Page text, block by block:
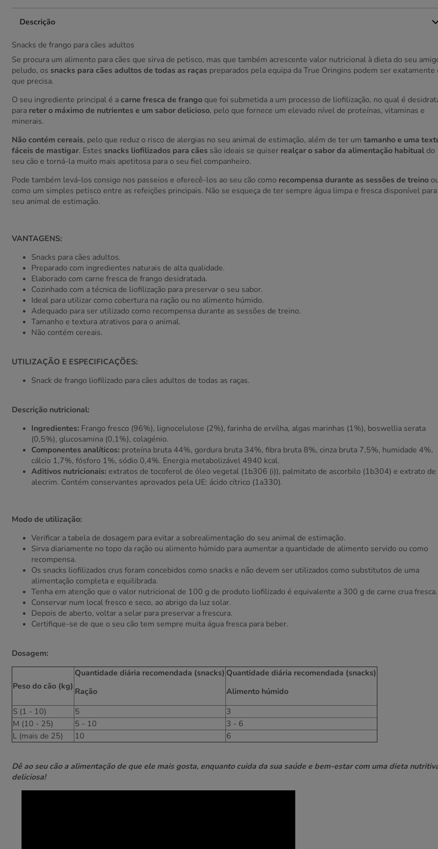
Descrição
Snacks de frango para cães adultos
Se procura um alimento para cães que sirva de petisco, mas que também acrescente valor nutricional à dieta do seu
peludo, os snacks para cães adultos de todas as raças preparados pela equipa da True Oringins podem ser exatamente
que precisa.
O seu ingrediente principal é acarne fresca de frango que foi submetida a um processo de liofilização, no qual é
para reter o máximo de nutrientes e um sabor delicioso, pelo que fornece um elevado nível de proteínas, vitaminas e
minerais.
Não contém cereais, pelo que reduz o risco de alergias no seu animal de estimação, além de ter um tamanho e uma
fáceis de mastigar. Estes snacks liofilizados para cães são ideais se quiser realçar o sabor da alimentação habitual do
seu cão e torná-la muito mais apetitosa para o seu fiel companheiro.
Pode também levá-los consigo nos passeios e oferecê-los ao seu cão como recompensa durante as sessões de treino
como um simples petisco entre as refeições principais. Não se esqueça de ter sempre água limpa e fresca disponível
seu animal de estimação.
VANTAGENS:
Snacks para cães adultos.
Preparado com ingredientes naturais de alta qualidade.
Elaborado com carne fresca de frango desidratada.
Cozinhado com a técnica de liofilização para preservar o seu sabor.
Ideal para utilizar como cobertura na ração ou no alimento húmido.
Adequado para ser utilizado como recompensa durante as sessões de treino.
Tamanho e textura atrativos para o animal.
Não contém cereais.
UTILIZAÇÃO E ESPECIFICAÇÕES:
Snack de frango liofilizado para cães adultos de todas as raças.
Descrição nutricional:
Ingredientes: Frango fresco (96%), lignocelulose (2%), farinha de ervilha, algas marinhas (1%), boswellia serata
(0,5%), glucosamina (0,1%), colagénio.
Componentes analíticos: proteína bruta 44%, gordura bruta 34%, fibra bruta 8%, cinza bruta 7,5%, humidade 4%,
cálcio 1,7%, fósforo 1%, sódio 0,4%. Energia metabolizável 4940 kcal.
Aditivos nutricionais: extratos de tocoferol de óleo vegetal (1b306 (i)), palmitato de ascorbilo (1b304) e extrato de
alecrim. Contém conservantes aprovados pela UE: ácido cítrico (1a330).
Modo de utilização:
Verificar a tabela de dosagem para evitar a sobrealimentação do seu animal de estimação.
Sirva diariamente no topo da ração ou alimento húmido para aumentar a quantidade de alimento servido ou como
recompensa.
Os snacks liofilizados crus foram concebidos como snacks e não devem ser utilizados como substitutos de uma
alimentação completa e equilibrada.
Tenha em atenção que o valor nutricional de 100 g de produto liofilizado é equivalente a 300 g de carne crua fresca.
Conservar num local fresco e seco, ao abrigo da luz solar.
Depois de aberto, voltar a selar para preservar a frescura.
Certifique-se de que o seu cão tem sempre muita água fresca para beber.
Dosagem:
Peso do cão (kg)
Quantidade diária recomendada (snacks)
Ração
Quantidade diária recomendada (snacks)
Alimento húmido
S (1 - 10)
5
3
M (10 - 25)
5 - 10
3 - 6
L (mais de 25)
10 6
Dê ao seu cão a alimentação de que ele mais gosta, enquanto cuida da sua saúde e bem-estar com uma dieta
deliciosa!